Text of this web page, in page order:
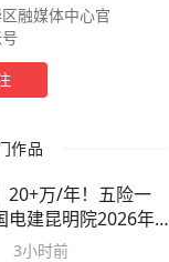
融媒体中心官
作品
20+万/年！五险一
电建昆明院2026年
3小时前